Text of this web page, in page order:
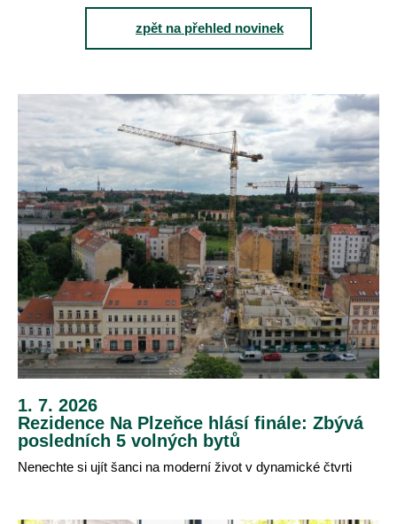
zpět na přehled novinek
1. 7. 2026
Rezidence Na Plzeňce hlásí finále: Zbývá
posledních 5 volných bytů
Nenechte si ujít šanci na moderní život v dynamické čtvrti